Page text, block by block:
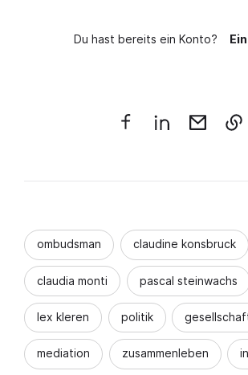
Du hast bereits ein Konto?
ombudsman claudine konsbruck
claudia monti pascal steinwachs
lex kleren politik
mediation zusammenleben